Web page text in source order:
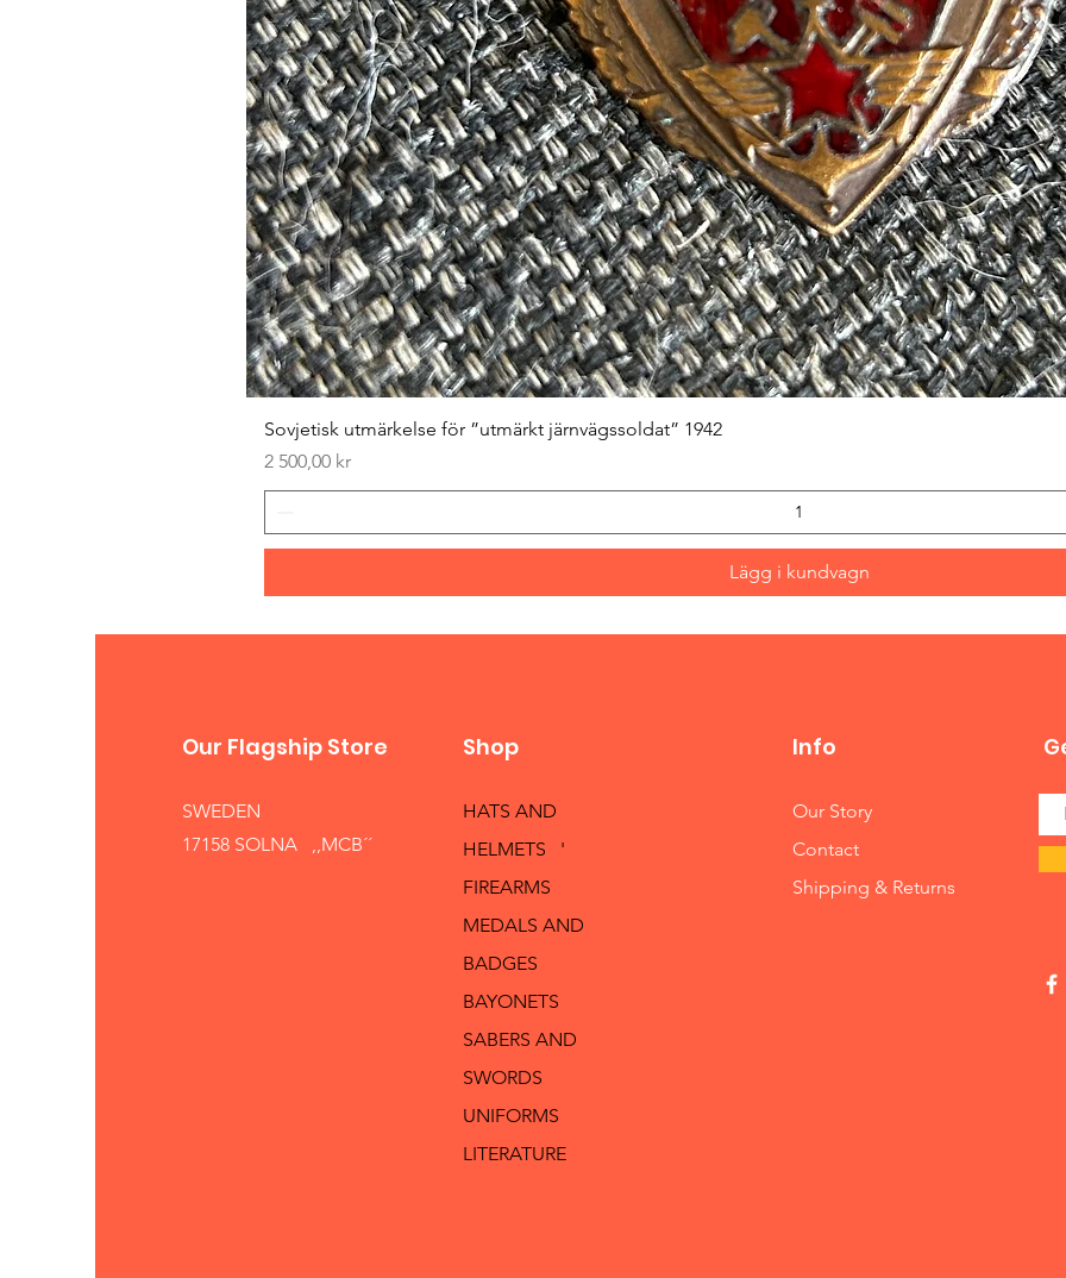
Sovjetisk utmärkelse för ”utmärkt järnvägssoldat” 1942
Pris
2 500,00 kr
Lägg i kundvagn
Our Flagship Store
SWEDEN
17158 SOLNA ,,MCB´´
Shop
HATS AND
HELMETS '
FIREARMS
MEDALS AND
BADGES
BAYONETS
SABERS AND
SWORDS
UNIFORMS
LITERATURE
Info
Our Story
Contact
Shipping & Returns